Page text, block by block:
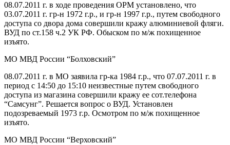
08.07.2011 г. в ходе проведения ОРМ установлено, что
03.07.2011 г. гр-н 1972 г.р., и гр-н 1997 г.р., путем свободного
доступа со двора дома совершили кражу алюминиевой фляги.
ВУД по ст.158 ч.2 УК РФ. Обыском по м/ж похищенное
изъято.
МО МВД России “Болховский”
08.07.2011 г. в МО заявила гр-ка 1984 г.р., что 07.07.2011 г. в
период с 14:50 до 15:10 неизвестные путем свободного
доступа из магазина совершили кражу ее сот.телефона
“Самсунг”. Решается вопрос о ВУД. Установлен
подозреваемый 1973 г.р. Осмотром по м/ж похищенное
изъято.
МО МВД России “Верховский”